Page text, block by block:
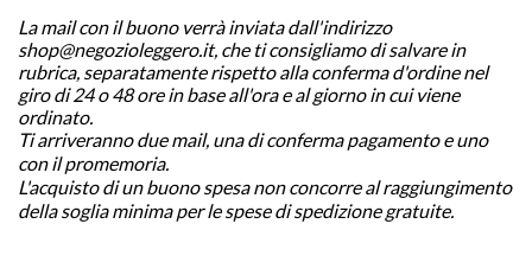
favorite
La mail con il buono verrà inviata dall'indirizzo
shop@negozioleggero.it, che ti consigliamo di salvare in
rubrica, separatamente rispetto alla conferma d'ordine nel
giro di 24 o 48 ore in base all'ora e al giorno in cui viene
ordinato.
Ti arriveranno due mail, una di conferma pagamento e uno
con il promemoria.
L'acquisto di un buono spesa non concorre al raggiungimento
della soglia minima per le spese di spedizione gratuite.